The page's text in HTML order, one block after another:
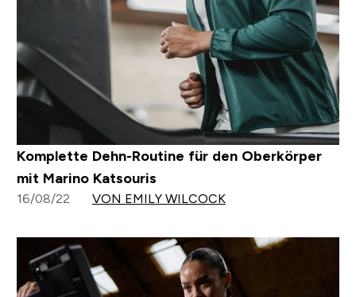
Komplette Dehn-Routine für den Oberkörper
mit Marino Katsouris
16/08/22 VON EMILY WILCOCK